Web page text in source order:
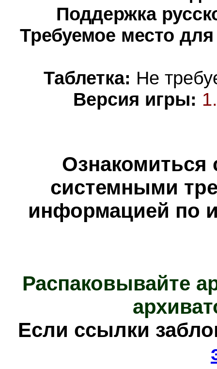
Поддержка
Требуемое место
Таблетка: Не
Версия игры:
Ознакомиться
системными
информацией по
Распаковывайте
Если ссылки